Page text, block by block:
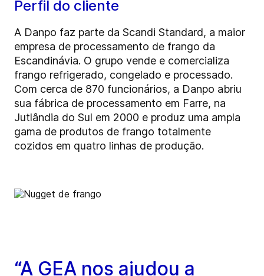
Perfil do cliente
A Danpo faz parte da Scandi Standard, a maior
empresa de processamento de frango da
Escandinávia. O grupo vende e comercializa
frango refrigerado, congelado e processado.
Com cerca de 870 funcionários, a Danpo abriu
sua fábrica de processamento em Farre, na
Jutlândia do Sul em 2000 e produz uma ampla
gama de produtos de frango totalmente
cozidos em quatro linhas de produção.
“A GEA nos ajudou a